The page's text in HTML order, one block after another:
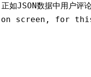
正如JSON数据中用
on screen, for this.”（